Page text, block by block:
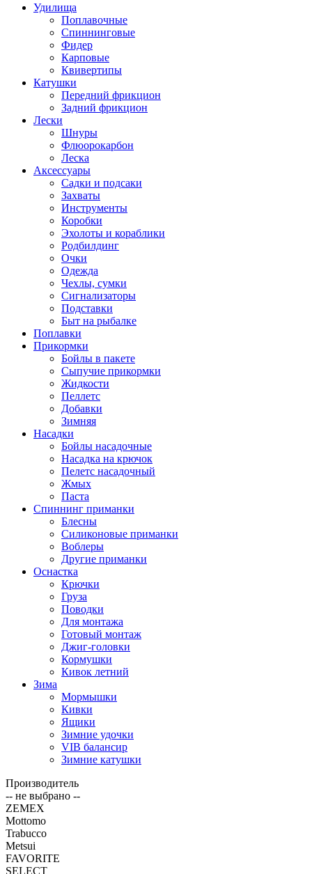
Удилища
Поплавочные
Спиннинговые
Фидер
Карповые
Квивертипы
Катушки
Передний фрикцион
Задний фрикцион
Лески
Шнуры
Флюорокарбон
Леска
Аксессуары
Садки и подсаки
Захваты
Инструменты
Коробки
Эхолоты и кораблики
Родбилдинг
Очки
Одежда
Чехлы, сумки
Сигнализаторы
Подставки
Быт на рыбалке
Поплавки
Прикормки
Бойлы в пакете
Сыпучие прикормки
Жидкости
Пеллетс
Добавки
Зимняя
Насадки
Бойлы насадочные
Насадка на крючок
Пелетс насадочный
Жмых
Паста
Спиннинг приманки
Блесны
Силиконовые приманки
Воблеры
Другие приманки
Оснастка
Крючки
Груза
Поводки
Для монтажа
Готовый монтаж
Джиг-головки
Кормушки
Кивок летний
Зима
Мормышки
Кивки
Ящики
Зимние удочки
VIB балансир
Зимние катушки
Производитель
-- не выбрано --
ZEMEX
Mottomo
Trabucco
Metsui
FAVORITE
SELECT